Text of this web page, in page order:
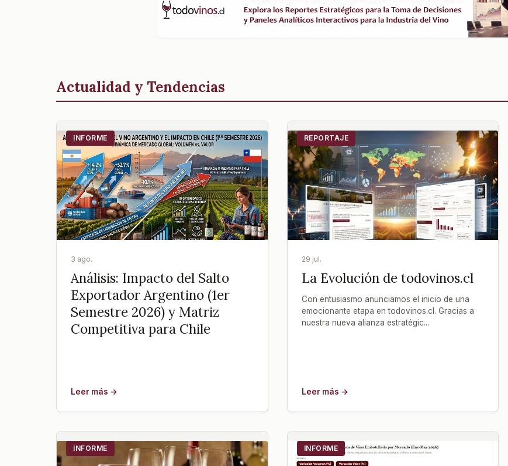
Actualidad y Tendencias
INFORME
3 ago.
Análisis: Impacto del Salto
Exportador Argentino (1er
Semestre 2026) y Matriz
Competitiva para Chile
Leer más →
REPORTAJE
29 jul.
La Evolución de todovinos.cl
Con entusiasmo anunciamos el inicio de una
emocionante etapa en todovinos.cl. Gracias a
nuestra nueva alianza estratégic...
Leer más →
INFORME INFORME